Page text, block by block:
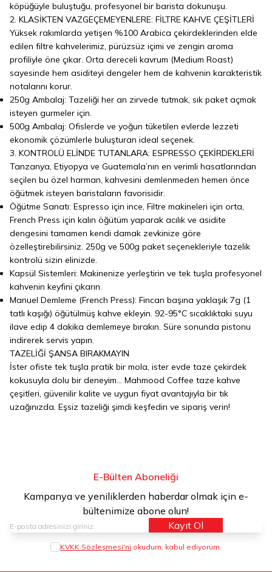
köpüğüyle buluştuğu, profesyonel bir barista dokunuşu.
2. KLASİKTEN VAZGEÇEMEYENLERE: FİLTRE KAHVE ÇEŞİTLERİ
Yüksek rakımlarda yetişen %100 Arabica çekirdeklerinden elde
edilen filtre kahvelerimiz, pürüzsüz içimi ve zengin aroma
profiliyle öne çıkar. Orta dereceli kavrum (Medium Roast)
sayesinde hem asiditeyi dengeler hem de kahvenin karakteristik
notalarını korur.
250g Ambalaj: Tazeliği her an zirvede tutmak, sık paket açmak
isteyen gurmeler için.
500g Ambalaj: Ofislerde ve yoğun tüketilen evlerde lezzeti
ekonomik çözümlerle buluşturan ideal seçenek.
3. KONTROLÜ ELİNDE TUTANLARA: ESPRESSO ÇEKİRDEKLERİ
Tanzanya, Etiyopya ve Guatemala’nın en verimli hasatlarından
seçilen bu özel harman, kahvesini demlenmeden hemen önce
öğütmek isteyen baristaların favorisidir.
Öğütme Sanatı: Espresso için ince, Filtre makineleri için orta,
French Press için kalın öğütüm yaparak acılık ve asidite
dengesini tamamen kendi damak zevkinize göre
özelleştirebilirsiniz. 250g ve 500g paket seçenekleriyle tazelik
kontrolü sizin elinizde.
Kapsül Sistemleri: Makinenize yerleştirin ve tek tuşla profesyonel
kahvenin keyfini çıkarın.
Manuel Demleme (French Press): Fincan başına yaklaşık 7g (1
tatlı kaşığı) öğütülmüş kahve ekleyin. 92-95°C sıcaklıktaki suyu
ilave edip 4 dakika demlemeye bırakın. Süre sonunda pistonu
indirerek servis yapın.
TAZELİĞİ ŞANSA BIRAKMAYIN
İster ofiste tek tuşla pratik bir mola, ister evde taze çekirdek
kokusuyla dolu bir deneyim… Mahmood Coffee taze kahve
çeşitleri, güvenilir kalite ve uygun fiyat avantajıyla bir tık
uzağınızda. Eşsiz tazeliği şimdi keşfedin ve sipariş verin!
E-Bülten Aboneliği
Kampanya ve yeniliklerden haberdar olmak için e-
bültenimize abone olun!
Kayıt Ol
KVKK Sözleşmesi'ni okudum, kabul ediyorum.